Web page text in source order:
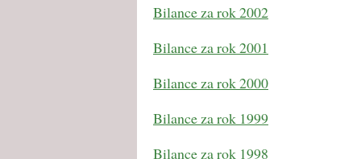
Bilance za rok 2002
Bilance za rok 2001
Bilance za rok 2000
Bilance za rok 1999
Bilance za rok 1998